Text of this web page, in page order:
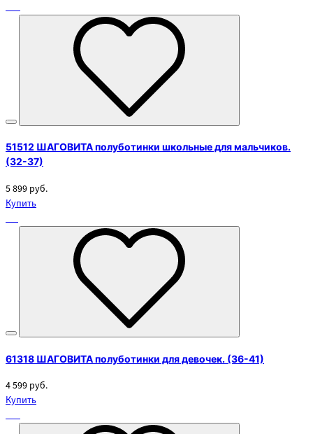
51512 ШАГОВИТА полуботинки школьные для мальчиков.
(32-37)
5 899 руб.
Купить
61318 ШАГОВИТА полуботинки для девочек. (36-41)
4 599 руб.
Купить